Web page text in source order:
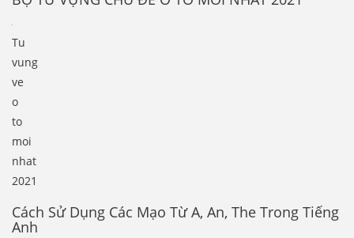
Tu
vung
ve
o
to
moi
nhat
2021
Cách Sử Dụng Các Mạo Từ A, An, The Trong Tiếng
Anh